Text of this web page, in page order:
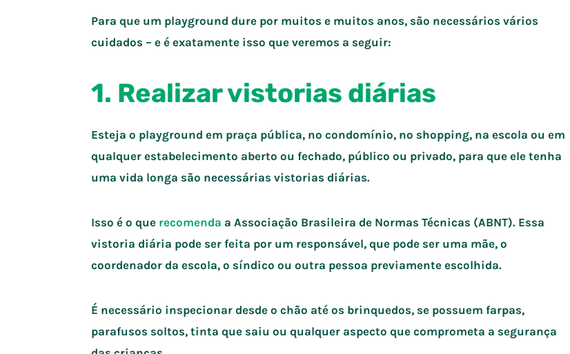
Para que um playground dure por muitos e muitos anos, são necessários vários
cuidados – e é exatamente isso que veremos a seguir:
1. Realizar vistorias diárias
Esteja o playground em praça pública, no condomínio, no shopping, na escola ou em
qualquer estabelecimento aberto ou fechado, público ou privado, para que ele tenha
uma vida longa são necessárias vistorias diárias.
Isso é o que recomenda a Associação Brasileira de Normas Técnicas (ABNT). Essa
vistoria diária pode ser feita por um responsável, que pode ser uma mãe, o
coordenador da escola, o síndico ou outra pessoa previamente escolhida.
É necessário inspecionar desde o chão até os brinquedos, se possuem farpas,
parafusos soltos, tinta que saiu ou qualquer aspecto que comprometa a segurança